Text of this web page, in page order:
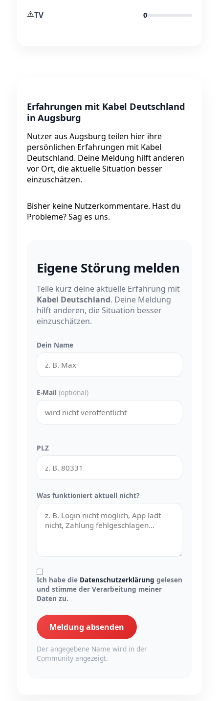
⚠️TV 0
Erfahrungen mit Kabel Deutschland
in Augsburg
Nutzer aus Augsburg teilen hier ihre
persönlichen Erfahrungen mit Kabel
Deutschland. Deine Meldung hilft anderen
vor Ort, die aktuelle Situation besser
einzuschätzen.
Bisher keine Nutzerkommentare. Hast du
Probleme? Sag es uns.
Eigene Störung melden
Teile kurz deine aktuelle Erfahrung mit
Kabel Deutschland. Deine Meldung
hilft anderen, die Situation besser
einzuschätzen.
Dein Name
E-Mail (optional)
PLZ
Was funktioniert aktuell nicht?
Ich habe die Datenschutzerklärung gelesen
und stimme der Verarbeitung meiner
Daten zu.
Meldung absenden
Der angegebene Name wird in der
Community angezeigt.